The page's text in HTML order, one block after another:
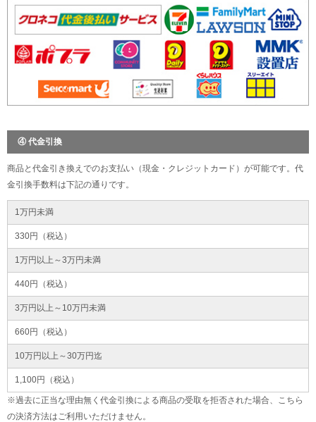
④ 代金引換
商品と代金引き換えでのお支払い（現金・クレジットカード）が可能です。代
金引換手数料は下記の通りです。
1万円未満
330円（税込）
1万円以上～3万円未満
440円（税込）
3万円以上～10万円未満
660円（税込）
10万円以上～30万円迄
1,100円（税込）
※過去に正当な理由無く代金引換による商品の受取を拒否された場合、こちら
の決済方法はご利用いただけません。